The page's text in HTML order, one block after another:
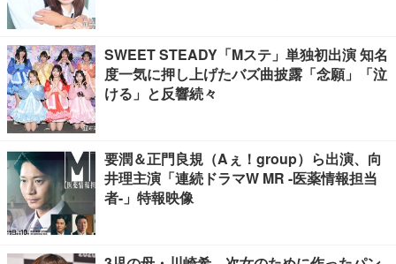
SWEET STEADY「Mステ」単独初出演 知名
度一気に押し上げたバズ曲披露「念願」「泣
ける」と反響続々
要潤＆正門良規（Aぇ！group）ら出演、向
井理主演「連続ドラマW MR -医薬情報担当
者-」特報映像